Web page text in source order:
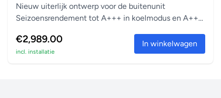
Nieuw uiterlijk ontwerp voor de buitenunit
Seizoensrendement tot A+++ in koelmodus en A++
€2,989.00
incl. installatie
In winkelwagen